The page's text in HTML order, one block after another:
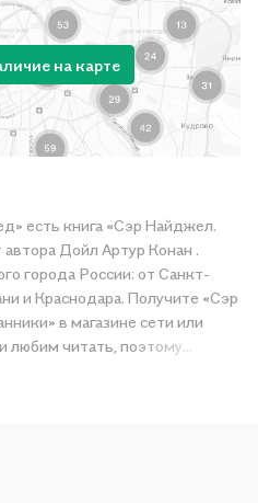
на карте
есть книга «Сэр Найджел.
Дойл Артур Конан .
города России: от Санкт-
и Краснодара. Получите «Сэр
в магазине сети или
любим читать, поэтому